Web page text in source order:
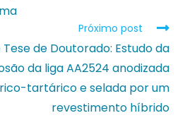
Próximo post
de Doutorado: Estudo da
da liga AA2524 anodizada
tartárico e selada por um
revestimento híbrido